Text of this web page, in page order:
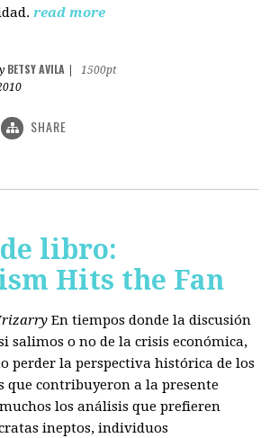
read more
BETSY AVILA
1500pt
SHARE
de libro:
Hits the Fan
Irizarry En tiempos donde la discusión
salimos o no de la crisis económica,
perder la perspectiva histórica de los
que contribuyeron a la presente
los análisis que prefieren
ineptos, individuos